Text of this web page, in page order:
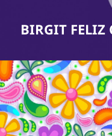
BIRGIT FELIZ